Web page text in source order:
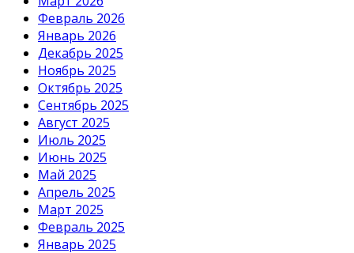
Февраль 2026
Январь 2026
Декабрь 2025
Ноябрь 2025
Октябрь 2025
Сентябрь 2025
Август 2025
Июль 2025
Июнь 2025
Май 2025
Апрель 2025
Март 2025
Февраль 2025
Январь 2025